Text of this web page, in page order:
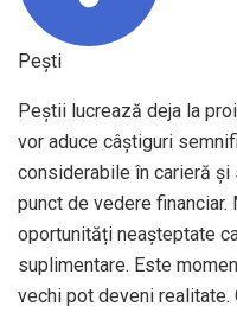
Pești
Peștii lucrează deja la
vor aduce câștiguri
considerabile în carieră
punct de vedere financiar.
oportunități neașteptate
suplimentare. Este
vechi pot deveni